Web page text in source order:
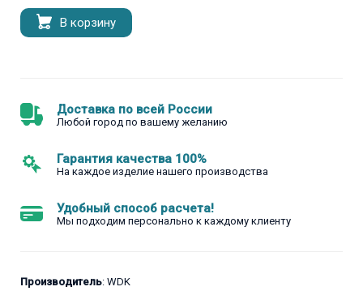
В корзину
Доставка по всей России
Любой город по вашему желанию
Гарантия качества 100%
На каждое изделие нашего производства
Удобный способ расчета!
Мы подходим персонально к каждому клиенту
Производитель: WDK